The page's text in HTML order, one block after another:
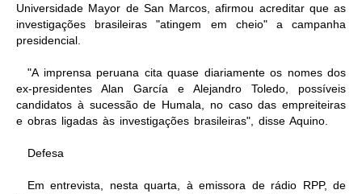
Universidade Mayor de San Marcos, afirmou acreditar que as
investigações brasileiras "atingem em cheio" a campanha
presidencial.
"A imprensa peruana cita quase diariamente os nomes dos
ex-presidentes Alan García e Alejandro Toledo, possíveis
candidatos à sucessão de Humala, no caso das empreiteiras
e obras ligadas às investigações brasileiras", disse Aquino.
Defesa
Em entrevista, nesta quarta, à emissora de rádio RPP, de